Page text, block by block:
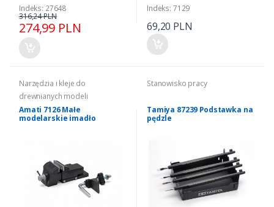
Indeks: 27648
274,99 PLN
316,24 PLN
Indeks: 7129
69,20 PLN
Narzędzia i kleje do
drewnianych modeli
Amati 7126 Małe
modelarskie imadło
Stanowisko pracy
Tamiya 87239 Podstawka na
pędzle